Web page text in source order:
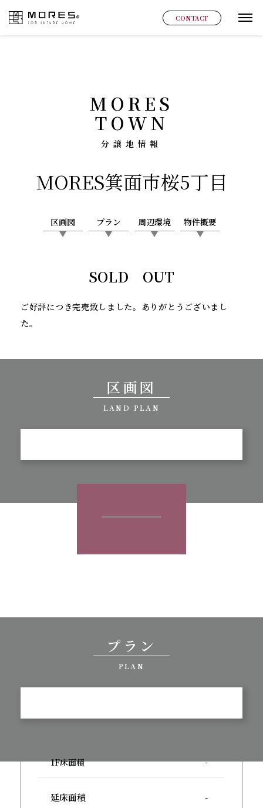
MORES CONTACT グ
MORES
TOWN
分譲地情報
MORES箕面市桜5丁目
区画図 プラン 周辺環境 物件概要
SOLD OUT
ご好評につき完売致しました。ありがとうございまし
た。
区画図
LAND PLAN
プラン
PLAN
1F床面積 -
延床面積 -